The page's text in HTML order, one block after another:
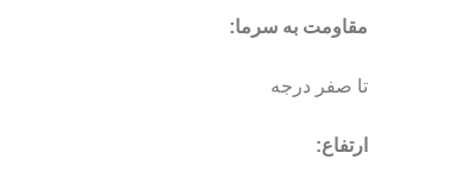
مقاومت به سرما:
تا صفر درجه
ارتفاع: